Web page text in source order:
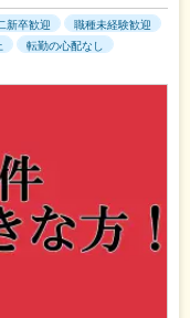
新卒歓迎
職種未経験歓迎
転勤の心配なし